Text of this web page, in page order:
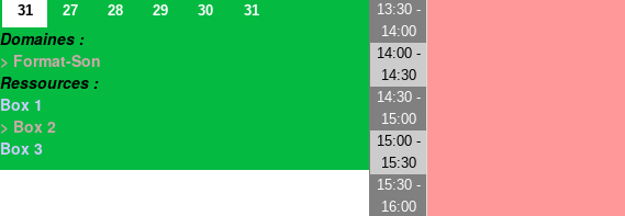
31
27 28 29 30 31
Domaines :
> Format-Son
Ressources :
Box 1
> Box 2
Box 3
13:30 -
14:00
14:00 -
14:30
14:30 -
15:00
15:00 -
15:30
15:30 -
16:00